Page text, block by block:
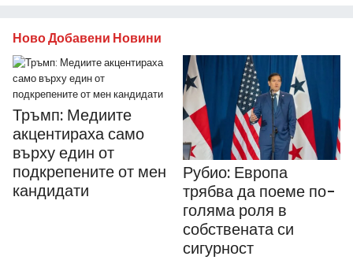
Ново Добавени Новини
Тръмп: Медиите
акцентираха само
върху един от
подкрепените от мен
кандидати
Рубио: Европа
трябва да поеме по-
голяма роля в
собствената си
сигурност